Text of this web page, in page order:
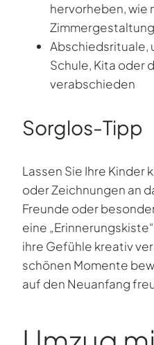
hervorheben, wie
Zimmergestaltung
Abschiedsrituale,
Schule, Kita oder
verabschieden
Sorglos-Tipp
Lassen Sie Ihre Kinder
oder Zeichnungen an
Freunde oder
eine
ihre Gefühle kreativ
schönen Momente
auf den Neuanfang